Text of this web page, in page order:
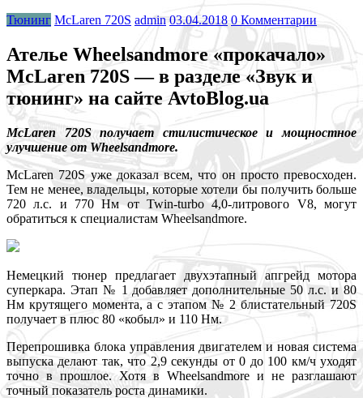
Тюнинг McLaren 720S admin 03.04.2018 0 Комментарии
Ателье Wheelsandmore «прокачало»
McLaren 720S — в разделе «Звук и
тюнинг» на сайте AvtoBlog.ua
McLaren 720S получает стилистическое и мощностное
улучшение от Wheelsandmore.
McLaren 720S уже доказал всем, что он просто превосходен.
Тем не менее, владельцы, которые хотели бы получить больше
720 л.с. и 770 Нм от Twin-turbo 4,0-литрового V8, могут
обратиться к специалистам Wheelsandmore.
Немецкий тюнер предлагает двухэтапный апгрейд мотора
суперкара. Этап № 1 добавляет дополнительные 50 л.с. и 80
Нм крутящего момента, а с этапом № 2 блистательный 720S
получает в плюс 80 «кобыл» и 110 Нм.
Перепрошивка блока управления двигателем и новая система
выпуска делают так, что 2,9 секунды от 0 до 100 км/ч уходят
точно в прошлое. Хотя в Wheelsandmore и не разглашают
точный показатель роста динамики.